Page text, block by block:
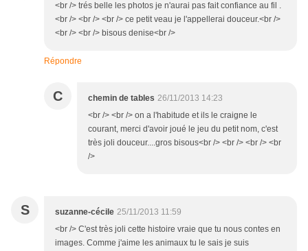
<br /> trés belle les photos je n'aurai pas fait confiance au fil .
<br /> <br /> <br /> ce petit veau je l'appellerai douceur.<br />
<br /> <br /> bisous denise<br />
Répondre
C chemin de tables 26/11/2013 14:23
<br /> <br /> on a l'habitude et ils le craigne le
courant, merci d'avoir joué le jeu du petit nom, c'est
très joli douceur....gros bisous<br /> <br /> <br /> <br
/>
S suzanne-cécile 25/11/2013 11:59
<br /> C'est très joli cette histoire vraie que tu nous contes en
images. Comme j'aime les animaux tu le sais je suis